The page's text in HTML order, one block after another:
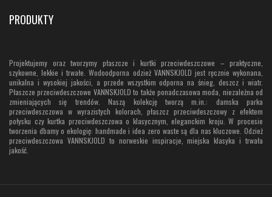
PRODUKTY
Projektujemy oraz tworzymy płaszcze i kurtki przeciwdeszczowe – praktyczne,
szykowne, lekkie i trwałe. Wodoodporna odzież VANNSKJOLD jest ręcznie wykonana,
unikalna i wysokiej jakości, a przede wszystkim odporna na śnieg, deszcz i wiatr.
Płaszcze przeciwdeszczowe VANNSKJOLD to także ponadczasowa moda, niezależna od
zmieniających się trendów. Naszą kolekcję tworzą m.in.: damska parka
przeciwdeszczowa w wyrazistych kolorach, płaszcz przeciwdeszczowy z efektem
połysku czy kurtka przeciwdeszczowa o klasycznym, eleganckim kroju. W procesie
tworzenia dbamy o ekologię: handmade i idea zero waste są dla nas kluczowe. Odzież
przeciwdeszczowa VANNSKJOLD to norweskie inspiracje, miejska klasyka i trwała
jakość.